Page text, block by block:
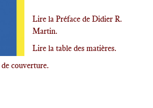
Lire la Préface de Didier R.
Martin.
Lire la table des matières.
couverture.